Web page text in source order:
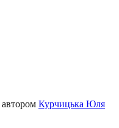
автором Курчицька Юля